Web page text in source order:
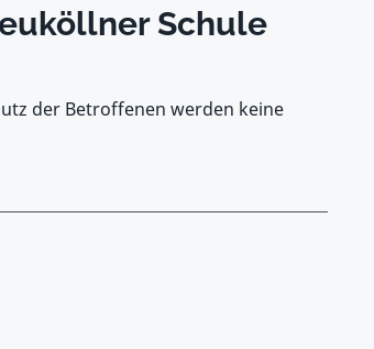
Schule
der Betroffenen werden keine